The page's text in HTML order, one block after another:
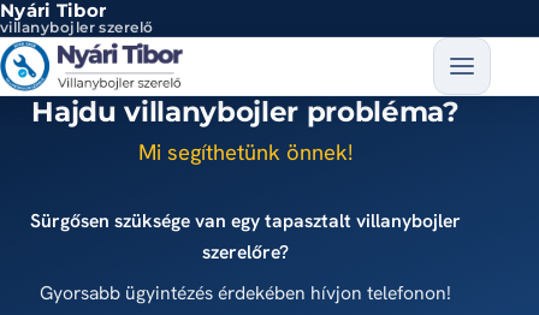
Ugrás a tartalomra
Nyári Tibor
villanybojler szerelő
Hajdu villanybojler probléma?
Mi segíthetünk önnek!
Sürgősen szüksége van egy tapasztalt villanybojler
szerelőre?
Gyorsabb ügyintézés érdekében hívjon telefonon!